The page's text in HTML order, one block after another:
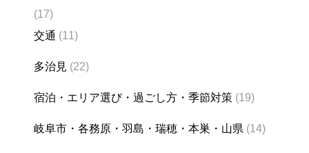
(17)
交通 (11)
多治見 (22)
宿泊・エリア選び・過ごし方・季節対策 (19)
岐阜市・各務原・羽島・瑞穂・本巣・山県 (14)